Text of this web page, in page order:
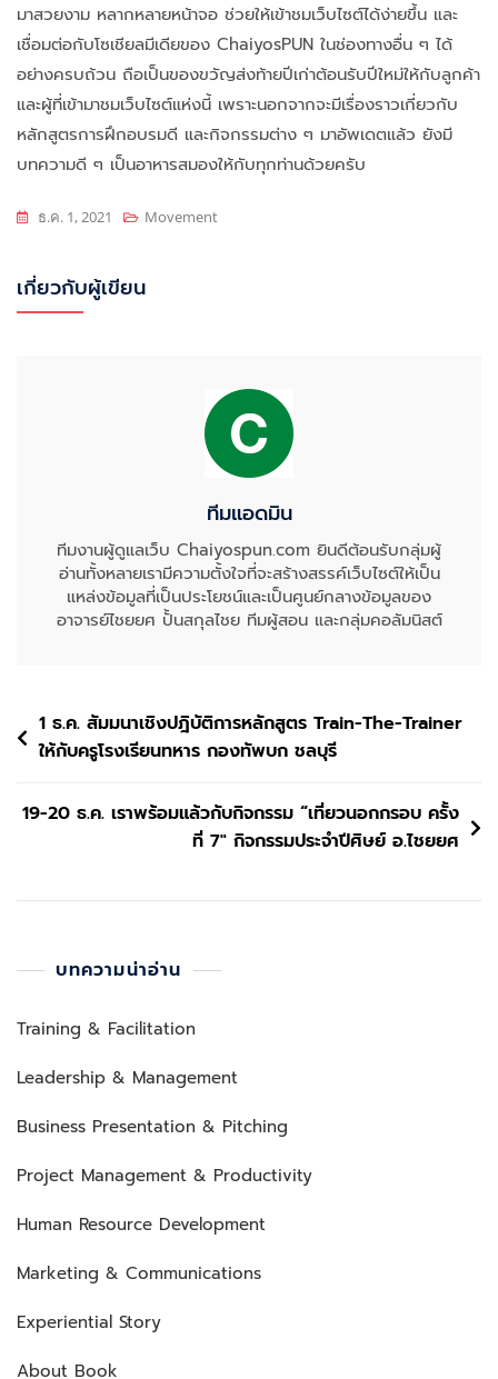
มาสวยงาม หลากหลายหน้าจอ ช่วยให้เข้าชมเว็บไซต์ได้ง่ายขึ้น และ
เชื่อมต่อกับโซเชียลมีเดียของ ChaiyosPUN ในช่องทางอื่น ๆ ได้
อย่างครบถ้วน ถือเป็นของขวัญส่งท้ายปีเก่าต้อนรับปีใหม่ให้กับลูกค้า
และผู้ที่เข้ามาชมเว็บไซต์แห่งนี้ เพราะนอกจากจะมีเรื่องราวเกี่ยวกับ
หลักสูตรการฝึกอบรมดี และกิจกรรมต่าง ๆ มาอัพเดตแล้ว ยังมี
บทความดี ๆ เป็นอาหารสมองให้กับทุกท่านด้วยครับ
ธ.ค. 1, 2021 Movement
เกี่ยวกับผู้เขียน
ทีมแอดมิน
ทีมงานผู้ดูแลเว็บ Chaiyospun.com ยินดีต้อนรับกลุ่มผู้
อ่านทั้งหลายเรามีความตั้งใจที่จะสร้างสรรค์เว็บไซต์ให้เป็น
แหล่งข้อมูลที่เป็นประโยชน์และเป็นศูนย์กลางข้อมูลของ
อาจารย์ไชยยศ ปั้นสกุลไชย ทีมผู้สอน และกลุ่มคอลัมนิสต์
แนะแนว
เรื่อง
1 ธ.ค. สัมมนาเชิงปฎิบัติการหลักสูตร Train-The-Trainer
ให้กับครูโรงเรียนทหาร กองทัพบก ชลบุรี
19-20 ธ.ค. เราพร้อมแล้วกับกิจกรรม “เที่ยวนอกกรอบ ครั้ง
ที่ 7″ กิจกรรมประจำปีศิษย์ อ.ไชยยศ
บทความน่าอ่าน
Training & Facilitation
Leadership & Management
Business Presentation & Pitching
Project Management & Productivity
Human Resource Development
Marketing & Communications
Experiential Story
About Book